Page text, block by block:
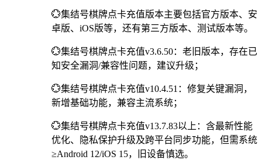
💮集结号棋牌点卡充值版本主要包括官方版本、安
卓版、iOS版等，还有第三方版本、测试版本等。
💮集结号棋牌点卡充值v3.6.50：老旧版本，存在已
知安全漏洞/兼容性问题，建议升级；
💮集结号棋牌点卡充值v10.4.51：修复关键漏洞，
新增基础功能，兼容主流系统；
💮集结号棋牌点卡充值v13.7.83以上：含最新性能
优化、隐私保护升级及跨平台同步功能，但需系统
≥Android 12/iOS 15，旧设备慎选。